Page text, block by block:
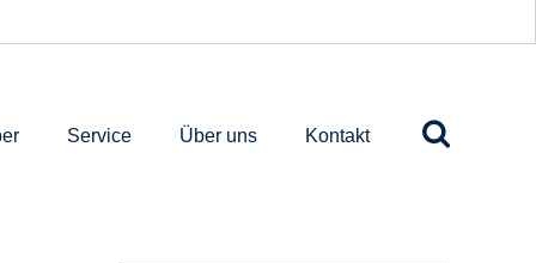
Service Über uns Kontakt